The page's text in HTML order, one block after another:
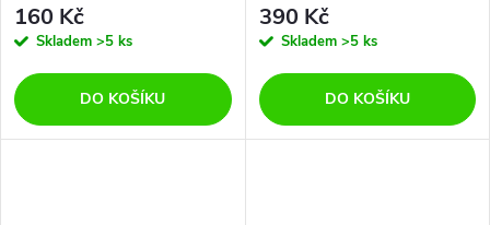
160 Kč
Skladem >5 ks
DO KOŠÍKU
390 Kč
Skladem >5 ks
DO KOŠÍKU